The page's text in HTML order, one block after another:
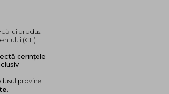
produs.
(CE)
cerințele
provine